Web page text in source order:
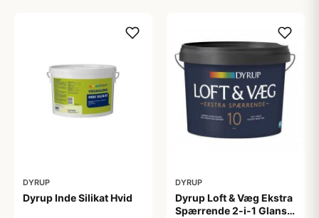
DYRUP
Dyrup Inde Silikat Hvid
DYRUP
Dyrup Loft & Væg Ekstra
Spærrende 2-i-1 Glans